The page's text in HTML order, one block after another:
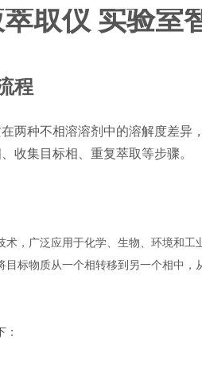
取仪 实验室
程
两种不相溶溶剂中的溶解度差
收集目标相、重复萃取等步骤。
术，广泛应用于化学、生物、环境和
标物质从一个相转移到另一个相中，
：